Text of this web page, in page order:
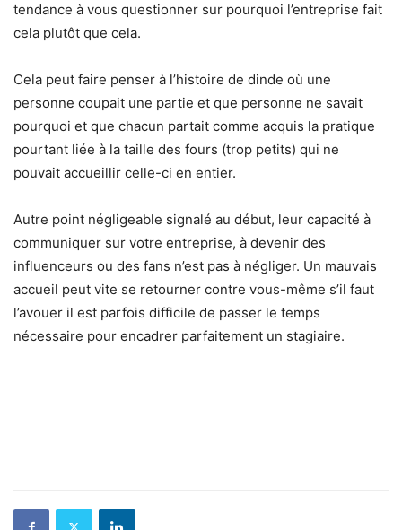
tendance à vous questionner sur pourquoi l’entreprise fait
cela plutôt que cela.
Cela peut faire penser à l’histoire de dinde où une
personne coupait une partie et que personne ne savait
pourquoi et que chacun partait comme acquis la pratique
pourtant liée à la taille des fours (trop petits) qui ne
pouvait accueillir celle-ci en entier.
Autre point négligeable signalé au début, leur capacité à
communiquer sur votre entreprise, à devenir des
influenceurs ou des fans n’est pas à négliger. Un mauvais
accueil peut vite se retourner contre vous-même s’il faut
l’avouer il est parfois difficile de passer le temps
nécessaire pour encadrer parfaitement un stagiaire.